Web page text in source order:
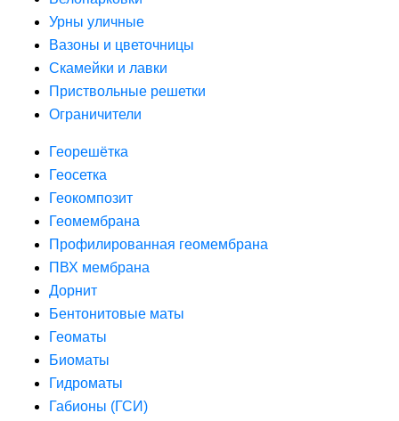
Урны уличные
Вазоны и цветочницы
Скамейки и лавки
Приствольные решетки
Ограничители
Георешётка
Геосетка
Геокомпозит
Геомембрана
Профилированная геомембрана
ПВХ мембрана
Дорнит
Бентонитовые маты
Геоматы
Биоматы
Гидроматы
Габионы (ГСИ)